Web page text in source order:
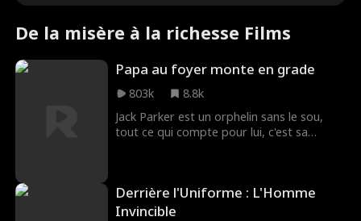
De la misère à la richesse Films
Papa au foyer monte en grade
803k
8.8k
Jack Parker est un orphelin sans le sou,
tout ce qui compte pour lui, c'est sa
de l'une des plus grandes fortunes
mondiales, sa vie bascule. Il lui faut
Derrière l'Uniforme : L'Homme
Invincible